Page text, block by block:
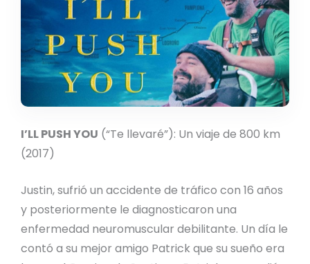
I’LL PUSH YOU (“Te llevaré”): Un viaje de 800 km
(2017)
Justin, sufrió un accidente de tráfico con 16 años
y posteriormente le diagnosticaron una
enfermedad neuromuscular debilitante. Un día le
contó a su mejor amigo Patrick que su sueño era